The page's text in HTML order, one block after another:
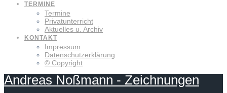
TERMINE
Termine
Privatunterricht
Aktuelles u. Archiv
KONTAKT
Impressum
Datenschutzerklärung
© Copyright
Andreas Noßmann - Zeichnungen